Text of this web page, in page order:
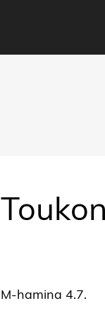
M-hamina 4.7.